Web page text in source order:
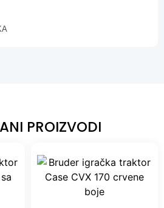
PROIZVODI